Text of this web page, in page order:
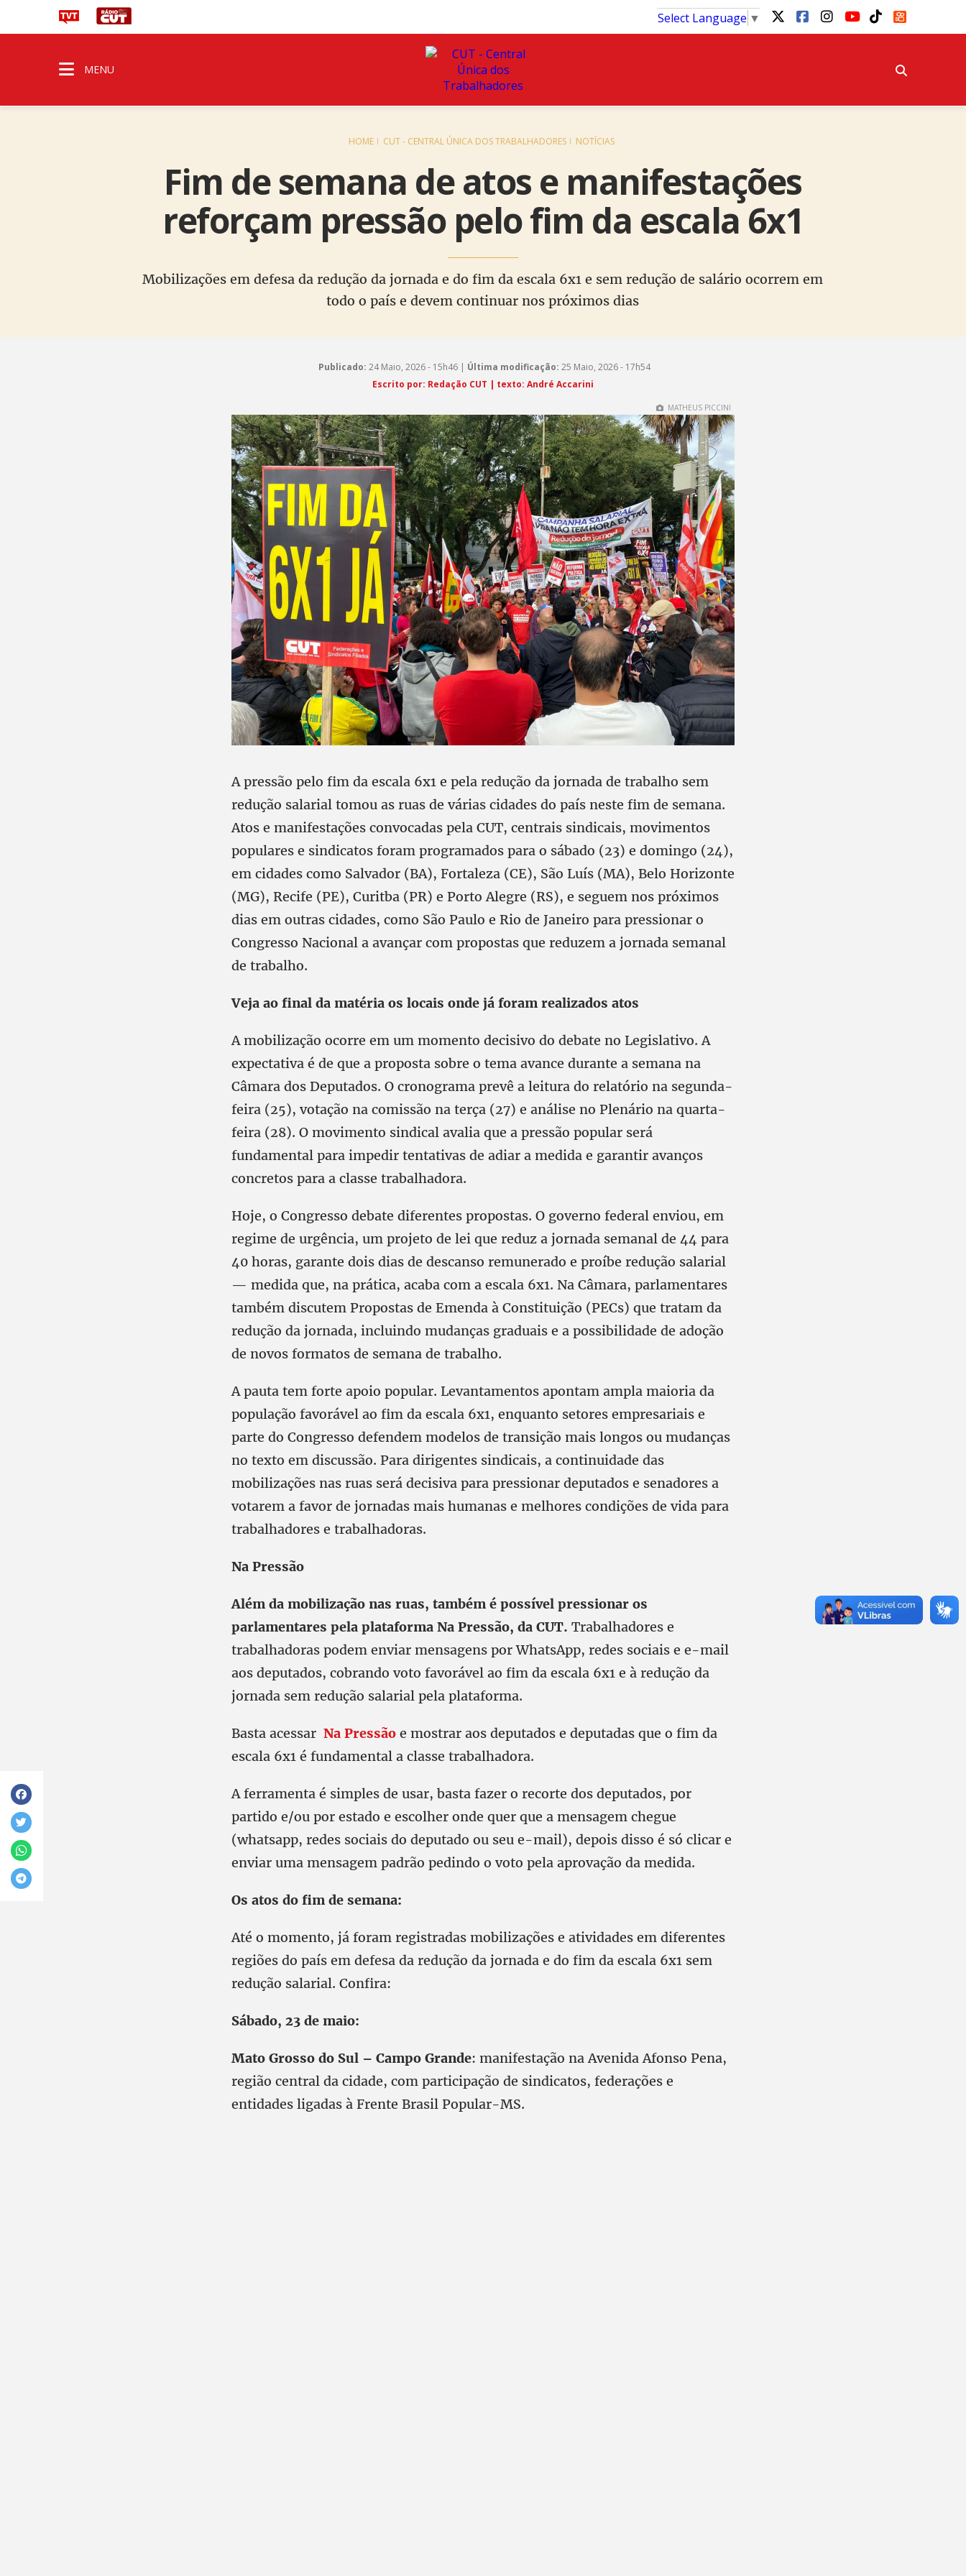
Select Language ▼
MENU
HOME CUT - CENTRAL ÚNICA DOS TRABALHADORES NOTÍCIAS
Fim de semana de atos e manifestações
reforçam pressão pelo fim da escala 6x1
Mobilizações em defesa da redução da jornada e do fim da escala 6x1 e sem redução de salário ocorrem em
todo o país e devem continuar nos próximos dias
Publicado: 24 Maio, 2026 - 15h46 | Última modificação: 25 Maio, 2026 - 17h54
Escrito por: Redação CUT | texto: André Accarini
MATHEUS PICCINI
A pressão pelo fim da escala 6x1 e pela redução da jornada de trabalho sem
redução salarial tomou as ruas de várias cidades do país neste fim de semana.
Atos e manifestações convocadas pela CUT, centrais sindicais, movimentos
populares e sindicatos foram programados para o sábado (23) e domingo (24),
em cidades como Salvador (BA), Fortaleza (CE), São Luís (MA), Belo Horizonte
(MG), Recife (PE), Curitba (PR) e Porto Alegre (RS), e seguem nos próximos
dias em outras cidades, como São Paulo e Rio de Janeiro para pressionar o
Congresso Nacional a avançar com propostas que reduzem a jornada semanal
de trabalho.
Veja ao final da matéria os locais onde já foram realizados atos
A mobilização ocorre em um momento decisivo do debate no Legislativo. A
expectativa é de que a proposta sobre o tema avance durante a semana na
Câmara dos Deputados. O cronograma prevê a leitura do relatório na segunda-
feira (25), votação na comissão na terça (27) e análise no Plenário na quarta-
feira (28). O movimento sindical avalia que a pressão popular será
fundamental para impedir tentativas de adiar a medida e garantir avanços
concretos para a classe trabalhadora.
Hoje, o Congresso debate diferentes propostas. O governo federal enviou, em
regime de urgência, um projeto de lei que reduz a jornada semanal de 44 para
40 horas, garante dois dias de descanso remunerado e proíbe redução salarial
— medida que, na prática, acaba com a escala 6x1. Na Câmara, parlamentares
também discutem Propostas de Emenda à Constituição (PECs) que tratam da
redução da jornada, incluindo mudanças graduais e a possibilidade de adoção
de novos formatos de semana de trabalho.
A pauta tem forte apoio popular. Levantamentos apontam ampla maioria da
população favorável ao fim da escala 6x1, enquanto setores empresariais e
parte do Congresso defendem modelos de transição mais longos ou mudanças
no texto em discussão. Para dirigentes sindicais, a continuidade das
mobilizações nas ruas será decisiva para pressionar deputados e senadores a
votarem a favor de jornadas mais humanas e melhores condições de vida para
trabalhadores e trabalhadoras.
Na Pressão
Além da mobilização nas ruas, também é possível pressionar os
parlamentares pela plataforma Na Pressão, da CUT. Trabalhadores e
trabalhadoras podem enviar mensagens por WhatsApp, redes sociais e e-mail
aos deputados, cobrando voto favorável ao fim da escala 6x1 e à redução da
jornada sem redução salarial pela plataforma.
Basta acessar Na Pressão e mostrar aos deputados e deputadas que o fim da
escala 6x1 é fundamental a classe trabalhadora.
A ferramenta é simples de usar, basta fazer o recorte dos deputados, por
partido e/ou por estado e escolher onde quer que a mensagem chegue
(whatsapp, redes sociais do deputado ou seu e-mail), depois disso é só clicar e
enviar uma mensagem padrão pedindo o voto pela aprovação da medida.
Os atos do fim de semana:
Até o momento, já foram registradas mobilizações e atividades em diferentes
regiões do país em defesa da redução da jornada e do fim da escala 6x1 sem
redução salarial. Confira:
Sábado, 23 de maio:
Mato Grosso do Sul – Campo Grande: manifestação na Avenida Afonso Pena,
região central da cidade, com participação de sindicatos, federações e
entidades ligadas à Frente Brasil Popular-MS.